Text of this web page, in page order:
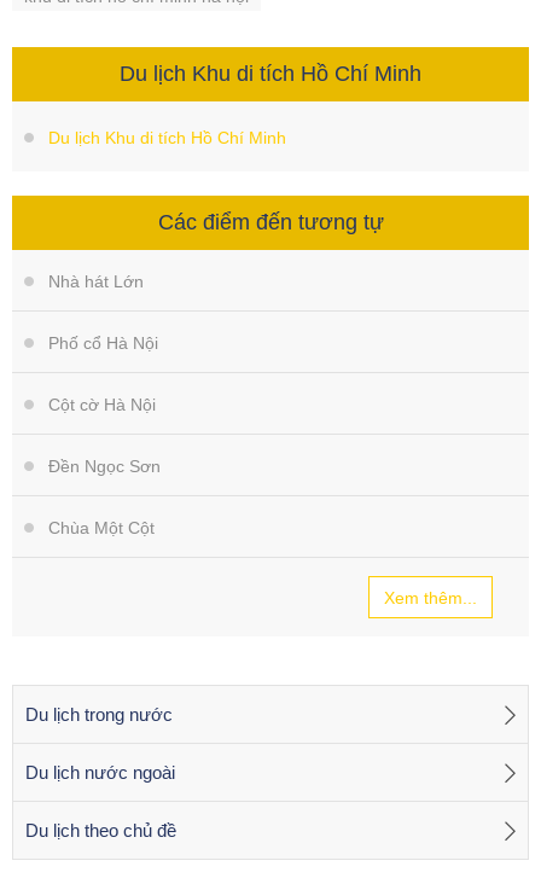
Du lịch Khu di tích Hồ Chí Minh
Du lịch Khu di tích Hồ Chí Minh
Các điểm đến tương tự
Nhà hát Lớn
Phố cổ Hà Nội
Cột cờ Hà Nội
Đền Ngọc Sơn
Chùa Một Cột
Xem thêm...
Du lịch trong nước
Du lịch nước ngoài
Du lịch theo chủ đề